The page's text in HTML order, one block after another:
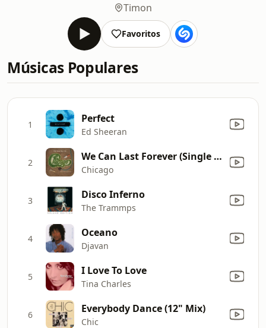
Timon
Favoritos
Músicas Populares
1 Perfect
Ed Sheeran
2 We Can Last Forever (Single Edit)
Chicago
3 Disco Inferno
The Trammps
4 Oceano
Djavan
5 I Love To Love
Tina Charles
6 Everybody Dance (12" Mix)
Chic